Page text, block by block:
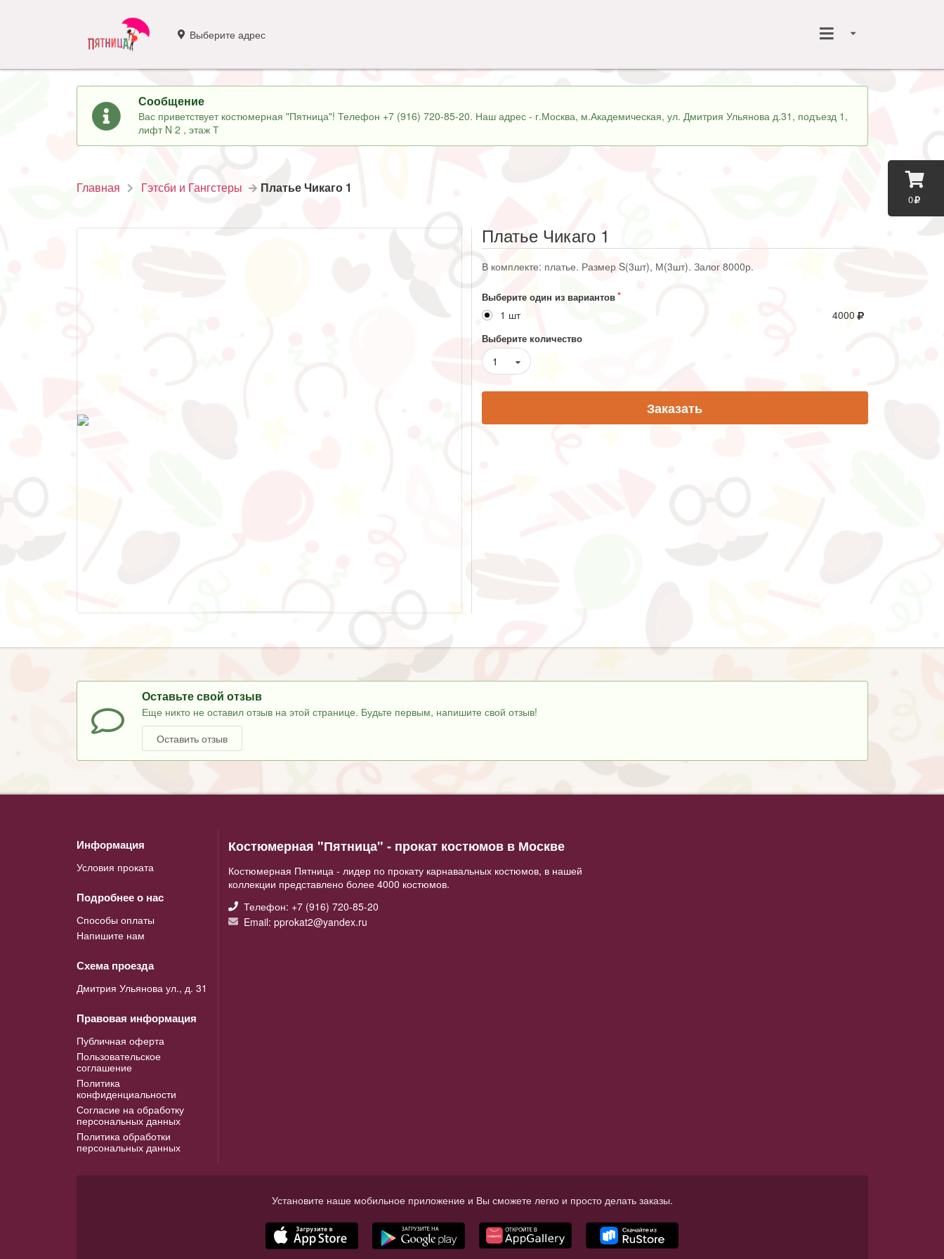
0
Выберите адрес
Сообщение
Вас приветствует костюмерная "Пятница"! Телефон +7 (916) 720-85-20. Наш адрес - г.Москва, м.Академическая, ул. Дмитрия Ульянова д.31, подъезд 1,
лифт N 2 , этаж Т
Главная Гэтсби и Гангстеры Платье Чикаго 1
Платье Чикаго 1
В комплекте: платье. Размер S(3шт), М(3шт). Залог 8000р.
Выберите один из вариантов
1 шт 4000
Выберите количество
1
Заказать
Оставьте свой отзыв
Еще никто не оставил отзыв на этой странице. Будьте первым, напишите свой отзыв!
Оставить отзыв
Информация
Условия проката
Подробнее о нас
Способы оплаты
Напишите нам
Схема проезда
Дмитрия Ульянова ул., д. 31
Правовая информация
Публичная оферта
Пользовательское
соглашение
Политика
конфиденциальности
Согласие на обработку
персональных данных
Политика обработки
персональных данных
Костюмерная "Пятница" - прокат костюмов в Москве
Костюмерная Пятница - лидер по прокату карнавальных костюмов, в нашей
коллекции представлено более 4000 костюмов.
Телефон: +7 (916) 720-85-20
Email: pprokat2@yandex.ru
Установите наше мобильное приложение и Вы сможете легко и просто делать заказы.